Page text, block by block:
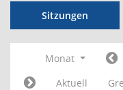
Sitzungen
Monat
Aktuell